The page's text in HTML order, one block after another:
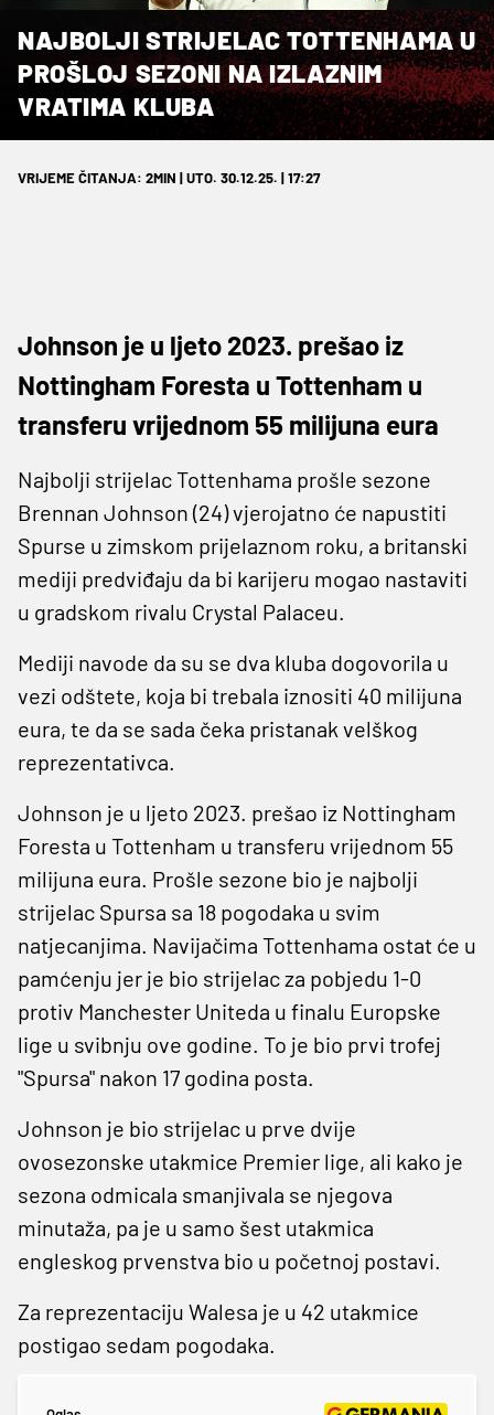
NAJBOLJI STRIJELAC TOTTENHAMA U
PROŠLOJ SEZONI NA IZLAZNIM
VRATIMA KLUBA
VRIJEME ČITANJA: 2MIN | UTO. 30.12.25. | 17:27
Johnson je u ljeto 2023. prešao iz
Nottingham Foresta u Tottenham u
transferu vrijednom 55 milijuna eura
Najbolji strijelac Tottenhama prošle sezone
Brennan Johnson (24) vjerojatno će napustiti
Spurse u zimskom prijelaznom roku, a britanski
mediji predviđaju da bi karijeru mogao nastaviti
u gradskom rivalu Crystal Palaceu.
Mediji navode da su se dva kluba dogovorila u
vezi odštete, koja bi trebala iznositi 40 milijuna
eura, te da se sada čeka pristanak velškog
reprezentativca.
Johnson je u ljeto 2023. prešao iz Nottingham
Foresta u Tottenham u transferu vrijednom 55
milijuna eura. Prošle sezone bio je najbolji
strijelac Spursa sa 18 pogodaka u svim
natjecanjima. Navijačima Tottenhama ostat će u
pamćenju jer je bio strijelac za pobjedu 1-0
protiv Manchester Uniteda u finalu Europske
lige u svibnju ove godine. To je bio prvi trofej
"Spursa" nakon 17 godina posta.
Johnson je bio strijelac u prve dvije
ovosezonske utakmice Premier lige, ali kako je
sezona odmicala smanjivala se njegova
minutaža, pa je u samo šest utakmica
engleskog prvenstva bio u početnoj postavi.
Za reprezentaciju Walesa je u 42 utakmice
postigao sedam pogodaka.